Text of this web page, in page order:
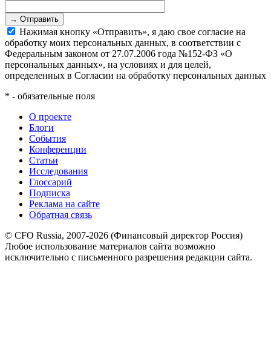
→ Отправить
Нажимая кнопку «Отправить», я даю свое согласие на
обработку моих персональных данных, в соответствии с
Федеральным законом от 27.07.2006 года №152-ФЗ «О
персональных данных», на условиях и для целей,
определенных в Согласии на обработку персональных данных
* - обязательные поля
О проекте
Блоги
События
Конференции
Статьи
Исследования
Глоссарий
Подписка
Реклама на сайте
Обратная связь
© CFO Russia, 2007-2026 (Финансовый директор Россия)
Любое использование материалов сайта возможно
исключительно с письменного разрешения редакции сайта.